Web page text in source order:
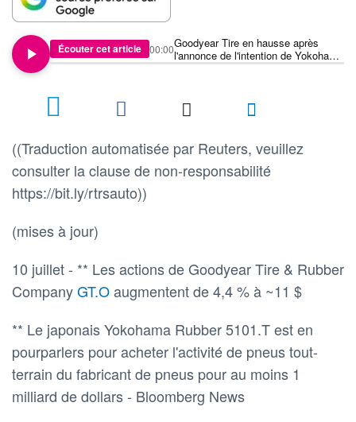
Écouter cet article
Goodyear Tire en hausse après
l'annonce de l'intention de Yokohama
de racheter l'unité de l'entreprise
00:00
((Traduction automatisée par Reuters, veuillez
consulter la clause de non-responsabilité
https://bit.ly/rtrsauto))
(mises à jour)
10 juillet - ** Les actions de Goodyear Tire & Rubber
CompanyGT.Oaugmentent de 4,4 % à ~11 $
** Le japonais Yokohama Rubber 5101.T est en
pourparlers pour acheter l'activité de pneus tout-
terrain du fabricant de pneus pour au moins 1
milliard de dollars - Bloomberg News